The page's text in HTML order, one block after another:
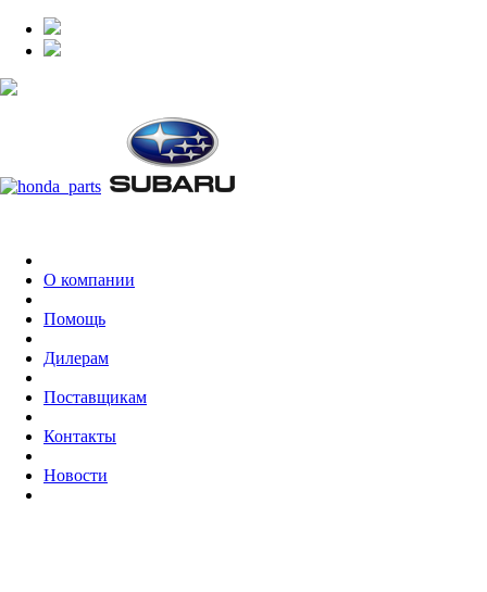
О компании
Помощь
Дилерам
Поставщикам
Контакты
Новости